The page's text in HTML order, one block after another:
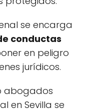
se encarga
conductas
en peligro
jurídicos.
abogados
en Sevilla se